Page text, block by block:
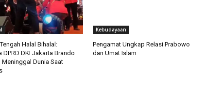
Halal Bihalal:
DPRD DKI Jakarta Brando
Meninggal Dunia Saat
Kebudayaan
Pengamat Ungkap Relasi Prabowo
dan Umat Islam